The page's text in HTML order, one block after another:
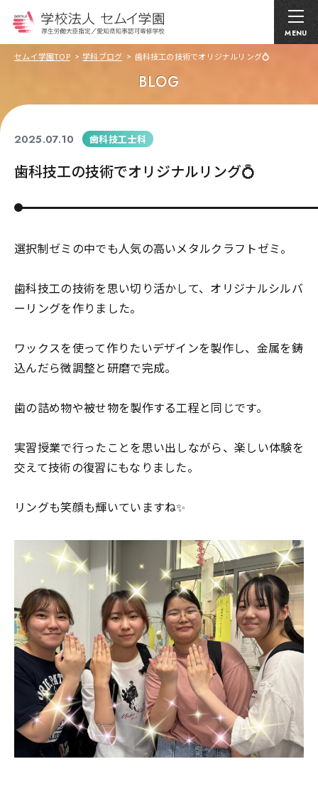
MENU
セムイ学園TOP 学科ブログ 歯科技工の技術でオリジナルリング💍
BLOG
2025.07.10 歯科技工士科
歯科技工の技術でオリジナルリング💍
選択制ゼミの中でも人気の高いメタルクラフトゼミ。
歯科技工の技術を思い切り活かして、オリジナルシルバ
ーリングを作りました。
ワックスを使って作りたいデザインを製作し、金属を鋳
込んだら微調整と研磨で完成。
歯の詰め物や被せ物を製作する工程と同じです。
実習授業で行ったことを思い出しながら、楽しい体験を
交えて技術の復習にもなりました。
リングも笑顔も輝いていますね✨